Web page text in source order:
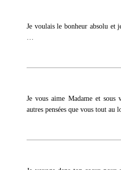
Je voulais le bonheur absolu et
…
Je vous aime Madame et sous
autres pensées que vous tout